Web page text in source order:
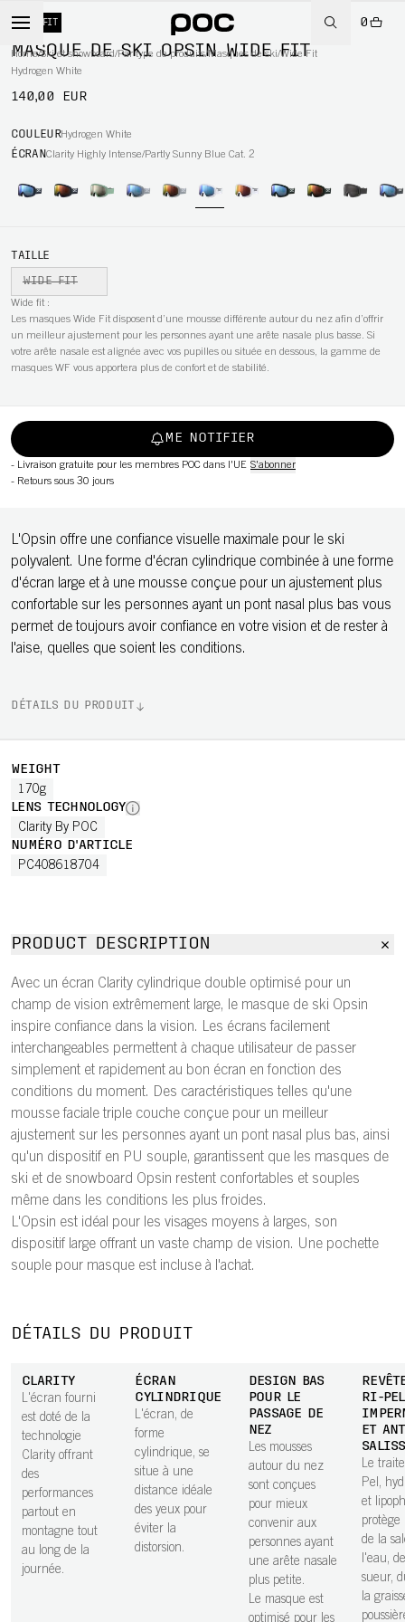
0
Home/Ski et snowboard/Par type de produits/Masques de ski/Wide Fit
WIDE FIT
MASQUE DE SKI OPSIN WIDE FIT
Hydrogen White
140,00 EUR
COULEURHydrogen White
ÉCRANClarity Highly Intense/Partly Sunny Blue Cat. 2
TAILLE
WIDE FIT
Wide fit :
Les masques Wide Fit disposent d’une mousse différente autour du nez afin d’offrir
un meilleur ajustement pour les personnes ayant une arête nasale plus basse. Si
votre arête nasale est alignée avec vos pupilles ou située en dessous, la gamme de
masques WF vous apportera plus de confort et de stabilité.
ME NOTIFIER
- Livraison gratuite pour les membres POC dans l'UE S'abonner
- Retours sous 30 jours
L'Opsin offre une confiance visuelle maximale pour le ski
polyvalent. Une forme d'écran cylindrique combinée à une forme
d'écran large et à une mousse conçue pour un ajustement plus
confortable sur les personnes ayant un pont nasal plus bas vous
permet de toujours avoir confiance en votre vision et de rester à
l'aise, quelles que soient les conditions.
DÉTAILS DU PRODUIT
WEIGHT
170g
LENS TECHNOLOGY
Clarity By POC
NUMÉRO D'ARTICLE
PC408618704
PRODUCT DESCRIPTION
Avec un écran Clarity cylindrique double optimisé pour un
champ de vision extrêmement large, le masque de ski Opsin
inspire confiance dans la vision. Les écrans facilement
interchangeables permettent à chaque utilisateur de passer
simplement et rapidement au bon écran en fonction des
conditions du moment. Des caractéristiques telles qu'une
mousse faciale triple couche conçue pour un meilleur
ajustement sur les personnes ayant un pont nasal plus bas, ainsi
qu'un dispositif en PU souple, garantissent que les masques de
ski et de snowboard Opsin restent confortables et souples
même dans les conditions les plus froides.
L'Opsin est idéal pour les visages moyens à larges, son
dispositif large offrant un vaste champ de vision. Une pochette
souple pour masque est incluse à l'achat.
DÉTAILS DU PRODUIT
CLARITY
L'écran fourni
est doté de la
technologie
Clarity offrant
des
performances
partout en
montagne tout
au long de la
journée.
ÉCRAN
CYLINDRIQUE
L'écran, de
forme
cylindrique, se
situe à une
distance idéale
des yeux pour
éviter la
distorsion.
DESIGN BAS
POUR LE
PASSAGE DE
NEZ
Les mousses
autour du nez
sont conçues
pour mieux
convenir aux
personnes ayant
une arête nasale
plus petite.
Le masque est
optimisé pour les
RI-PEL
ET
Le
Pel,
et
de la
l'eau,
sueur,
la